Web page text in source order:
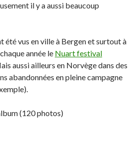
il y a aussi beaucoup
été vus en ville à Bergen et surtout à
année le Nuart festival
aussi ailleurs en Norvège dans des
abandonnées en pleine campagne
(120 photos)